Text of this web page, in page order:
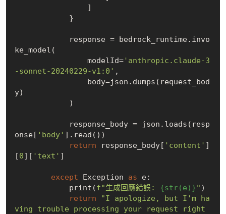
ke_model(
                modelId=
'anthropic.claude-3
-sonnet-20240229-v1:0' ,
y)
onse[ 'body' ].read())
return response_body[ 'content' ]
[0][ 'text' ]
except Exception as e:
            print(
f"生成回應錯誤: {str(e)}" )
return
"I apologize, but I'm ha
ving trouble processing your request right